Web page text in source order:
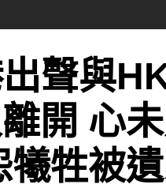
出聲與
開 心
犧牲被